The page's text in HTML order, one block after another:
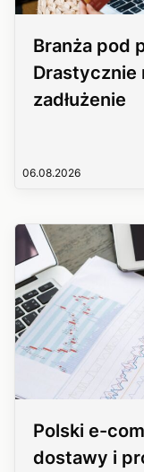
Branża pod
Drastycznie
zadłużenie
06.08.2026
Polski e-
dostawy i